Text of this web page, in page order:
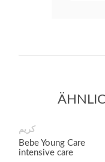
كريم
Bebe Young Care
intensive care